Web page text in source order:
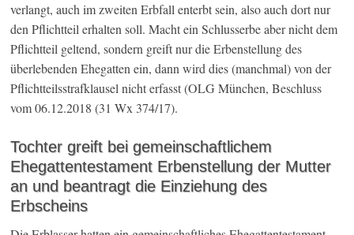
verlangt, auch im zweiten Erbfall enterbt sein, also auch dort nur
den Pflichtteil erhalten soll. Macht ein Schlusserbe aber nicht dem
Pflichtteil geltend, sondern greift nur die Erbenstellung des
überlebenden Ehegatten ein, dann wird dies (manchmal) von der
Pflichtteilsstrafklausel nicht erfasst (OLG München, Beschluss
vom 06.12.2018 (31 Wx 374/17).
Tochter greift bei gemeinschaftlichem
Ehegattentestament Erbenstellung der Mutter
an und beantragt die Einziehung des
Erbscheins